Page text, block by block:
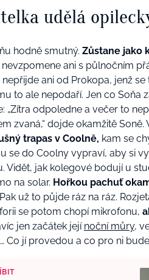
udělá
hodně smutný. Zůstane jako
nevzpomene ani s půlnočním
ani od Prokopa, jenž
to ale nepodaří. Jen co Soňa
„Zítra odpoledne a večer to
zvaná,“ dojde okamžitě
trapas v Coolně, kam se
se do Coolny vypraví, aby si
Vidět, jak kolegové bodují u
na solar. Hořkou pachuť
už to půjde ráz na ráz.
se potom chopí mikrofonu,
jen začátek její noční můry,
Co jí provedou a co pro ni